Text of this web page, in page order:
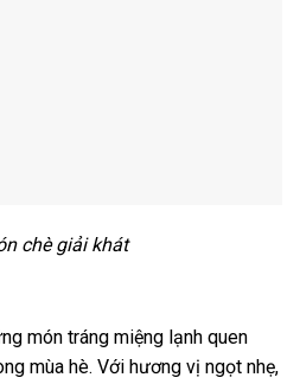
chè giải khát
món tráng miệng lạnh quen
mùa hè. Với hương vị ngọt nhẹ,